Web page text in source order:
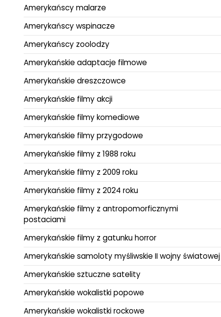
Amerykańscy malarze
Amerykańscy wspinacze
Amerykańscy zoolodzy
Amerykańskie adaptacje filmowe
Amerykańskie dreszczowce
Amerykańskie filmy akcji
Amerykańskie filmy komediowe
Amerykańskie filmy przygodowe
Amerykańskie filmy z 1988 roku
Amerykańskie filmy z 2009 roku
Amerykańskie filmy z 2024 roku
Amerykańskie filmy z antropomorficznymi
postaciami
Amerykańskie filmy z gatunku horror
Amerykańskie samoloty myśliwskie II wojny światowej
Amerykańskie sztuczne satelity
Amerykańskie wokalistki popowe
Amerykańskie wokalistki rockowe